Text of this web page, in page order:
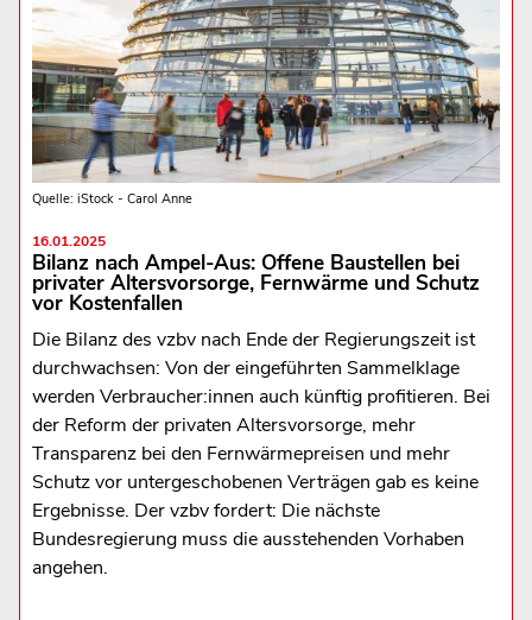
Quelle: iStock - Carol Anne
16.01.2025
Bilanz nach Ampel-Aus: Offene Baustellen bei
privater Altersvorsorge, Fernwärme und Schutz
vor Kostenfallen
Die Bilanz des vzbv nach Ende der Regierungszeit ist
durchwachsen: Von der eingeführten Sammelklage
werden Verbraucher:innen auch künftig profitieren. Bei
der Reform der privaten Altersvorsorge, mehr
Transparenz bei den Fernwärmepreisen und mehr
Schutz vor untergeschobenen Verträgen gab es keine
Ergebnisse. Der vzbv fordert: Die nächste
Bundesregierung muss die ausstehenden Vorhaben
angehen.